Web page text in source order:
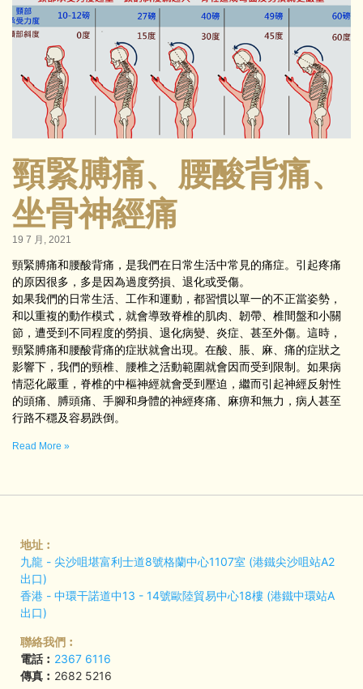
頸緊膊痛、腰酸背痛、
坐骨神經痛
19 7 月, 2021
頸緊膊痛和腰酸背痛，是我們在日常生活中常見的痛症。引起疼痛
的原因很多，多是因為過度勞損、退化或受傷。
如果我們的日常生活、工作和運動，都習慣以單一的不正當姿勢，
和以重複的動作模式，就會導致脊椎的肌肉、韌帶、椎間盤和小關
節，遭受到不同程度的勞損、退化病變、炎症、甚至外傷。這時，
頸緊膊痛和腰酸背痛的症狀就會出現。在酸、脹、麻、痛的症狀之
影響下，我們的頸椎、腰椎之活動範圍就會因而受到限制。如果病
情惡化嚴重，脊椎的中樞神經就會受到壓迫，繼而引起神經反射性
的頭痛、膊頭痛、手腳和身體的神經疼痛、麻痹和無力，病人甚至
行路不穩及容易跌倒。
Read More »
地址︰
九龍 - 尖沙咀堪富利士道8號格蘭中心1107室 (港鐵尖沙咀站A2
出口)
香港 - 中環干諾道中13 - 14號歐陸貿易中心18樓 (港鐵中環站A
出口)
聯絡我們︰
電話︰ 2367 6116
傳真︰ 2682 5216